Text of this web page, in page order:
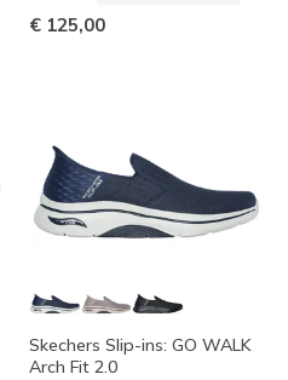
€ 125,00
Skechers Slip-ins: GO WALK
Arch Fit 2.0